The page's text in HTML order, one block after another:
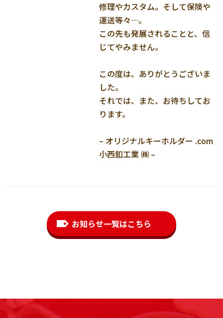
修理やカスタム。そして保険や
運送等々…。
この先も発展されることと、信
じてやみません。
この度は、ありがとうございま
した。
それでは、また、お待ちしてお
ります。
– オリジナルキーホルダー .com
小西釦工業 ㈱ –
お知らせ一覧はこちら